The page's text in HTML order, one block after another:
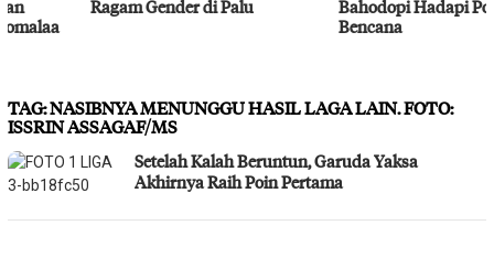
Ragam Gender di Palu
Bahodopi Hadapi Potensi
TAG:NASIBNYA MENUNGGU HASIL LAGA LAIN. FOTO:
ISSRIN ASSAGAF/MS
Setelah Kalah Beruntun, Garuda Yaksa
Akhirnya Raih Poin Pertama